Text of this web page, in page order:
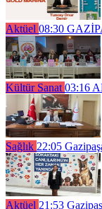
Aktüel 08:30
Kültür Sanat 03:16
Sağlık 22:05
Aktüel 21:53